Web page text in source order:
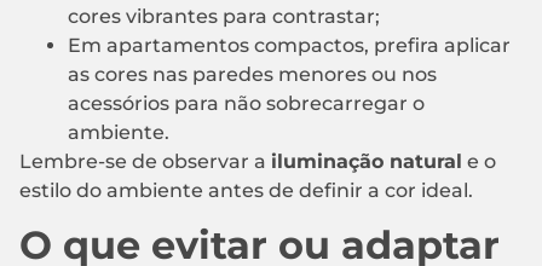
cores vibrantes para contrastar;
Em apartamentos compactos, prefira aplicar
as cores nas paredes menores ou nos
acessórios para não sobrecarregar o
ambiente.
Lembre-se de observar a iluminação natural e o
estilo do ambiente antes de definir a cor ideal.
O que evitar ou adaptar